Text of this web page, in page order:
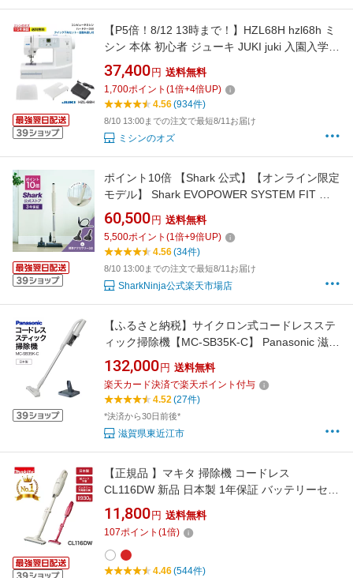
【P5倍！8/12 13時まで！】HZL68H hzl68h ミ
シン 本体 初心者 ジューキ JUKI juki 入園入学
コンピュータミシン コンピューターミシン 軽
量 コンパクト
37,400 円 送料無料
1,700ポイント (1倍+4倍UP)
4.56(934件)
8/10 13:00までの注文で最短8/11お届け
ミシンのオズ
ポイント10倍 【Shark 公式】【オンライン限定
モデル】 Shark EVOPOWER SYSTEM FIT コ
ードレススティッククリーナー LC103J / 掃除
機 コードレス コードレスクリーナー ハンディ
ー スタンド付き 吸引力 強力 収納 軽量 車用 静
音 ソファー 髪の毛 ペット
60,500 円 送料無料
5,500ポイント (1倍+9倍UP)
4.56(34件)
8/10 13:00までの注文で最短8/11お届け
SharkNinja公式楽天市場店
【ふるさと納税】サイクロン式コードレスステ
ィック掃除機【MC-SB35K-C】 Panasonic 滋賀
県 東近江市 AC-B05 掃除機 コードレス スティ
ック パナソニック 軽量 1.1kg
132,000 円 送料無料
楽天カード決済で楽天ポイント付与
4.52(27件)
*決済から30日前後*
滋賀県東近江市
【正規品 】マキタ 掃除機 コードレス
CL116DW 新品 日本製 1年保証 バッテリーセッ
ト 掃除機 ハンディ マキタ 充電式クリーナー マ
キタコードレスクリーナー コードレス掃除機マ
キタ コードレス 車用掃除機 カークリーナー
cl116dwi あす楽
11,800 円 送料無料
107ポイント (1倍)
4.46(544件)